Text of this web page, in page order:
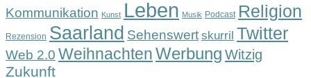
Kommunikation Kunst Leben Musik Podcast Religion
Rezension Saarland Sehenswert skurril Twitter
Web 2.0 WeihnachtenWerbung Witzig
Zukunft